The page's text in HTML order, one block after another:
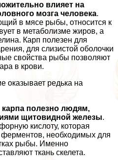
влияет на
мозга человека.
в мясе рыбы, относится к
в метаболизме жиров, а
Карп полезен для
для слизистой оболочки
свойства рыбы позволяют
в крови.
оказывает редька на
полезно людям,
щитовидной железы.
кислоту, которая
необходимых для
рыбы. Именно
ткань скелета.